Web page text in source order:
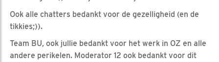
Ook alle chatters bedankt voor de gezelligheid (en de
tikkies;)).
Team BU, ook jullie bedankt voor het werk in OZ en alle
andere perikelen. Moderator 12 ook bedankt voor dit